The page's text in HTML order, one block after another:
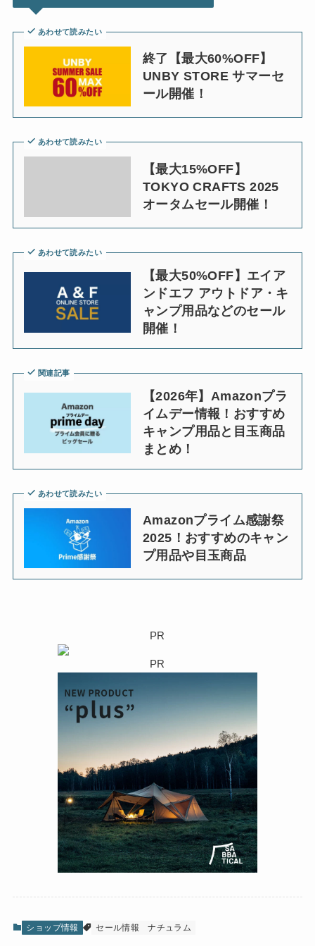
あわせて読みたい
終了【最大60%OFF】
UNBY STORE サマーセ
ール開催！
あわせて読みたい
【最大15%OFF】
TOKYO CRAFTS 2025
オータムセール開催！
あわせて読みたい
【最大50%OFF】エイア
ンドエフ アウトドア・キ
ャンプ用品などのセール
開催！
関連記事
【2026年】Amazonプラ
イムデー情報！おすすめ
キャンプ用品と目玉商品
まとめ！
あわせて読みたい
Amazonプライム感謝祭
2025！おすすめのキャン
プ用品や目玉商品
PR
PR
ショップ情報 セール情報 ナチュラム